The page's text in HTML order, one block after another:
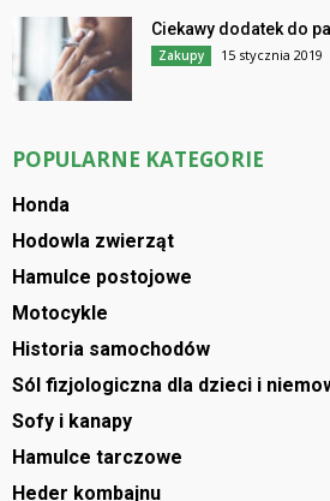
Ciekawy dodatek do
Zakupy 15 stycznia 2019
POPULARNE KATEGORIE
Honda
Hodowla zwierząt
Hamulce postojowe
Motocykle
Historia samochodów
Sól fizjologiczna dla dzieci i
Sofy i kanapy
Hamulce tarczowe
Heder kombajnu